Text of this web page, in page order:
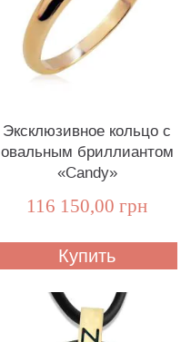
Эксклюзивное кольцо с
овальным бриллиантом
«Candy»
116 150,00 грн
Купить